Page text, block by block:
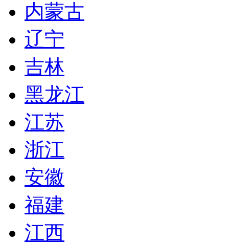
内蒙古
辽宁
吉林
黑龙江
江苏
浙江
安徽
福建
江西